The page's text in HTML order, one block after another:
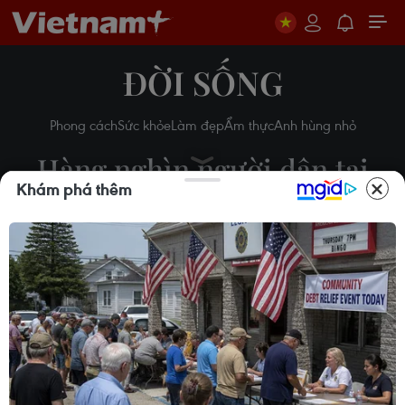
ĐỜI SỐNG
Phong cáchSức khỏeLàm đẹpẨm thựcAnh hùng nhỏ
Hàng nghìn người dân tại
Houston đến dự lễ viếng của
George Floyd
Vi Diệu
09/06/2020 03:52
Khám phá thêm